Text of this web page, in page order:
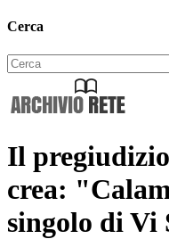
Cerca
Il
crea:
singolo di Vi